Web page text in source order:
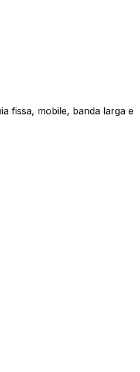
fissa, mobile, banda larga e